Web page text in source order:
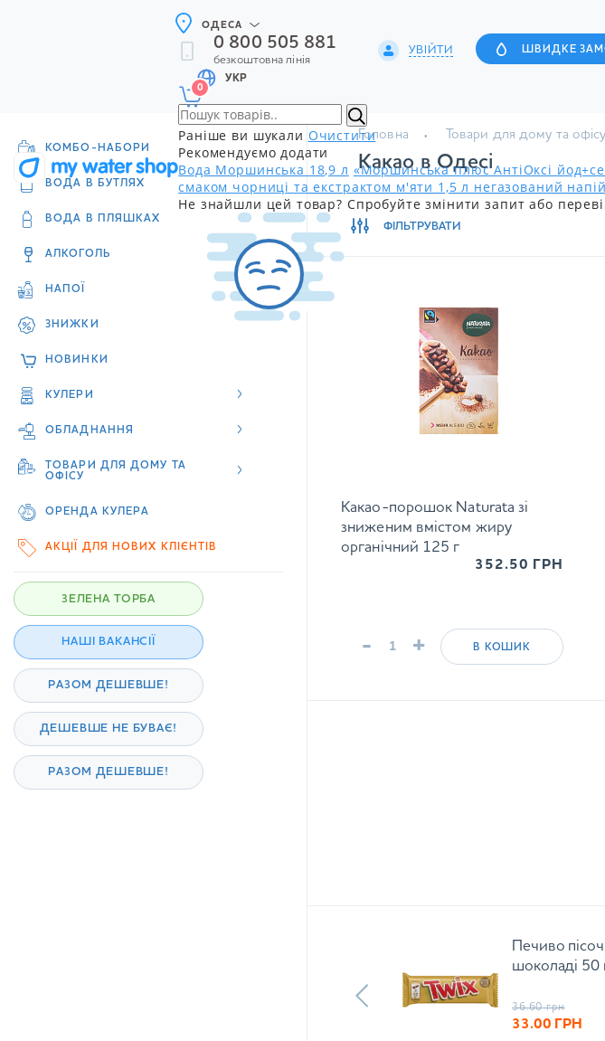
ОДЕСА
0 800 505 881
безкоштовна лінія
УВІЙТИ ШВИДКЕ
УКР
0
Раніше ви шукали Очистити
Рекомендуємо додати
Вода Моршинська 18,9 л «Моршинська плюс АнтіОксі
смаком чорниці та екстрактом м'яти 1,5 л негазований напій
Не знайшли цей товар? Спробуйте змінити запит або
КОМБО-НАБОРИ
ВОДА В БУТЛЯХ
ВОДА В ПЛЯШКАХ
АЛКОГОЛЬ
НАПОЇ
ЗНИЖКИ
НОВИНКИ
КУЛЕРИ
ОБЛАДНАННЯ
ТОВАРИ ДЛЯ ДОМУ ТА
ОФІСУ
ОРЕНДА КУЛЕРА
АКЦІЇ ДЛЯ НОВИХ КЛІЄНТІВ
ЗЕЛЕНА ТОРБА
НАШІ ВАКАНСІЇ
РАЗОМ ДЕШЕВШЕ!
ДЕШЕВШЕ НЕ БУВАЄ!
РАЗОМ ДЕШЕВШЕ!
Головна Товари для дому та офісу
Какао в Одесі
ФІЛЬТРУВАТИ
Какао-порошок Naturata зі
зниженим вмістом жиру
органічний 125 г
352.50 ГРН
- + В КОШИК
Печиво
шоколаді 50
36.60 грн
33.00 ГРН